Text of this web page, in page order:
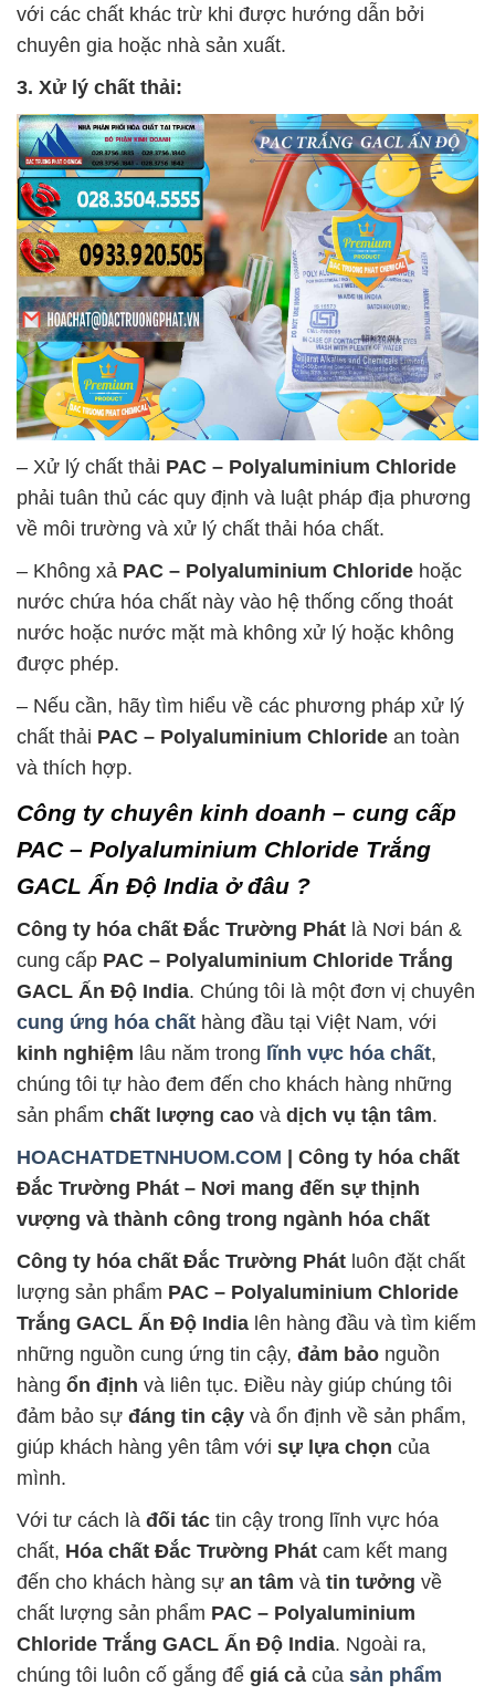
với các chất khác trừ khi được hướng dẫn bởi
chuyên gia hoặc nhà sản xuất.
3. Xử lý chất thải:
– Xử lý chất thải PAC – Polyaluminium Chloride
phải tuân thủ các quy định và luật pháp địa phương
về môi trường và xử lý chất thải hóa chất.
– Không xả PAC – Polyaluminium Chloride hoặc
nước chứa hóa chất này vào hệ thống cống thoát
nước hoặc nước mặt mà không xử lý hoặc không
được phép.
– Nếu cần, hãy tìm hiểu về các phương pháp xử lý
chất thải PAC – Polyaluminium Chloride an toàn
và thích hợp.
Công ty chuyên kinh doanh – cung cấp
PAC – Polyaluminium Chloride Trắng
GACL Ấn Độ India ở đâu ?
Công ty hóa chất Đắc Trường Phát là Nơi bán &
cung cấp PAC – Polyaluminium Chloride Trắng
GACL Ấn Độ India. Chúng tôi là một đơn vị chuyên
cung ứng hóa chất hàng đầu tại Việt Nam, với
kinh nghiệm lâu năm trong lĩnh vực hóa chất,
chúng tôi tự hào đem đến cho khách hàng những
sản phẩm chất lượng cao và dịch vụ tận tâm.
HOACHATDETNHUOM.COM | Công ty hóa chất
Đắc Trường Phát – Nơi mang đến sự thịnh
vượng và thành công trong ngành hóa chất
Công ty hóa chất Đắc Trường Phát luôn đặt chất
lượng sản phẩm PAC – Polyaluminium Chloride
Trắng GACL Ấn Độ India lên hàng đầu và tìm kiếm
những nguồn cung ứng tin cậy, đảm bảo nguồn
hàng ổn định và liên tục. Điều này giúp chúng tôi
đảm bảo sự đáng tin cậy và ổn định về sản phẩm,
giúp khách hàng yên tâm với sự lựa chọn của
mình.
Với tư cách là đối tác tin cậy trong lĩnh vực hóa
chất, Hóa chất Đắc Trường Phát cam kết mang
đến cho khách hàng sự an tâm và tin tưởng về
chất lượng sản phẩm PAC – Polyaluminium
Chloride Trắng GACL Ấn Độ India. Ngoài ra,
chúng tôi luôn cố gắng để giá cả của sản phẩm